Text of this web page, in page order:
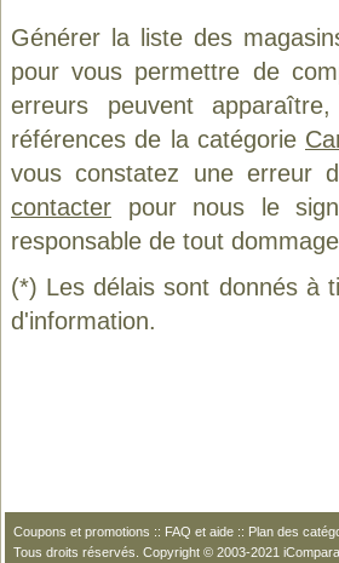
Générer la liste des
pour vous permettre de
erreurs peuvent
références de la catégorie
vous constatez une erreur
contacter pour nous le
responsable de tout
(*) Les délais sont donnés à
d'information.
Coupons et promotions :: FAQ et aide :: Plan des
Tous droits réservés. Copyright © 2003-2021